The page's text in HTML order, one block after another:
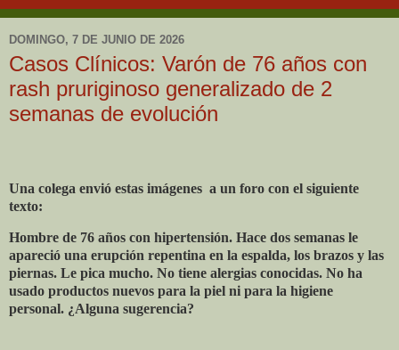
DOMINGO, 7 DE JUNIO DE 2026
Casos Clínicos: Varón de 76 años con
rash pruriginoso generalizado de 2
semanas de evolución
Una colega envió estas imágenes a un foro con el siguiente
texto:
Hombre de 76 años con hipertensión. Hace dos semanas le
apareció una erupción repentina en la espalda, los brazos y las
piernas. Le pica mucho. No tiene alergias conocidas. No ha
usado productos nuevos para la piel ni para la higiene
personal. ¿Alguna sugerencia?